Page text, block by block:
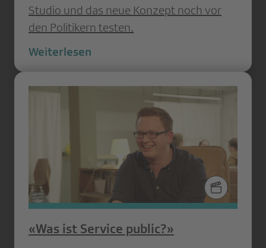
Studio und das neue Konzept noch vor
den Politikern testen.
Weiterlesen
«Was ist Service public?»